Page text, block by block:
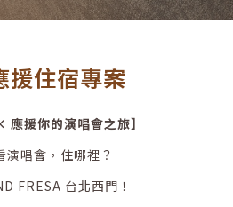
援住宿專案
應援你的演唱會之旅】
演唱會，住哪裡？
FRESA 台北西門！